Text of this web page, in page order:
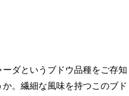
ーダというブドウ品種をご存知
か。繊細な風味を持つこのブド